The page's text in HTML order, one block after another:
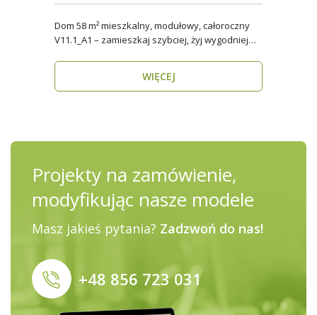
Dom 58 m² mieszkalny, modułowy, całoroczny
V11.1_A1 – zamieszkaj szybciej, żyj wygodniej
WIĘCEJ
Projekty na zamówienie,
modyfikując nasze modele
Masz jakieś pytania? Zadzwoń do nas!
+48 856 723 031